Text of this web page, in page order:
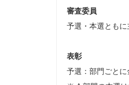
審査委員
予選・本選とも
表彰
予選：部門ごと